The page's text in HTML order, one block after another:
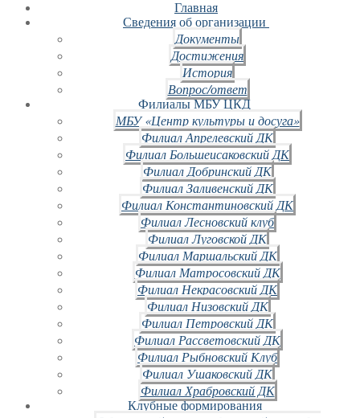
Главная
Сведения об организации
Документы
Достижения
История
Вопрос/ответ
Филиалы МБУ ЦКД
МБУ «Центр культуры и досуга»
Филиал Апрелевский ДК
Филиал Большеисаковский ДК
Филиал Добринский ДК
Филиал Заливенский ДК
Филиал Константиновский ДК
Филиал Лесновский клуб
Филиал Луговской ДК
Филиал Маршальский ДК
Филиал Матросовский ДК
Филиал Некрасовский ДК
Филиал Низовский ДК
Филиал Петровский ДК
Филиал Рассветовский ДК
Филиал Рыбновский Клуб
Филиал Ушаковский ДК
Филиал Храбровский ДК
Клубные формирования